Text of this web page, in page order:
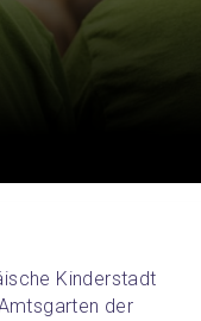
Kinderstadt
der